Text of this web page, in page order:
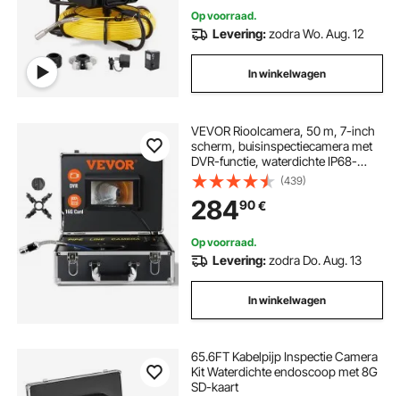
Op voorraad.
Levering:zodra Wo. Aug. 12
In winkelwagen
VEVOR Rioolcamera, 50 m, 7-inch
scherm, buisinspectiecamera met
DVR-functie, waterdichte IP68-
camera, 12 verstelbare LED's, met
een 16 GB SD-kaart voor
rioolbuizen, afvoerbuizen
(439)
28490€
Op voorraad.
Levering:zodra Do. Aug. 13
In winkelwagen
65.6FT Kabelpijp Inspectie Camera
Kit Waterdichte endoscoop met 8G
SD-kaart